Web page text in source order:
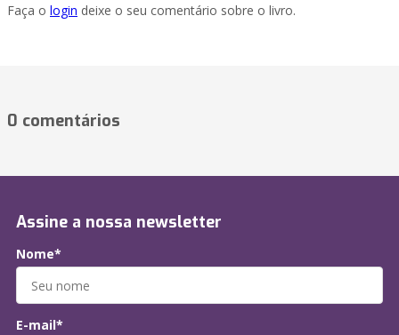
Faça o login deixe o seu comentário sobre o livro.
0 comentários
Assine a nossa newsletter
Nome*
E-mail*